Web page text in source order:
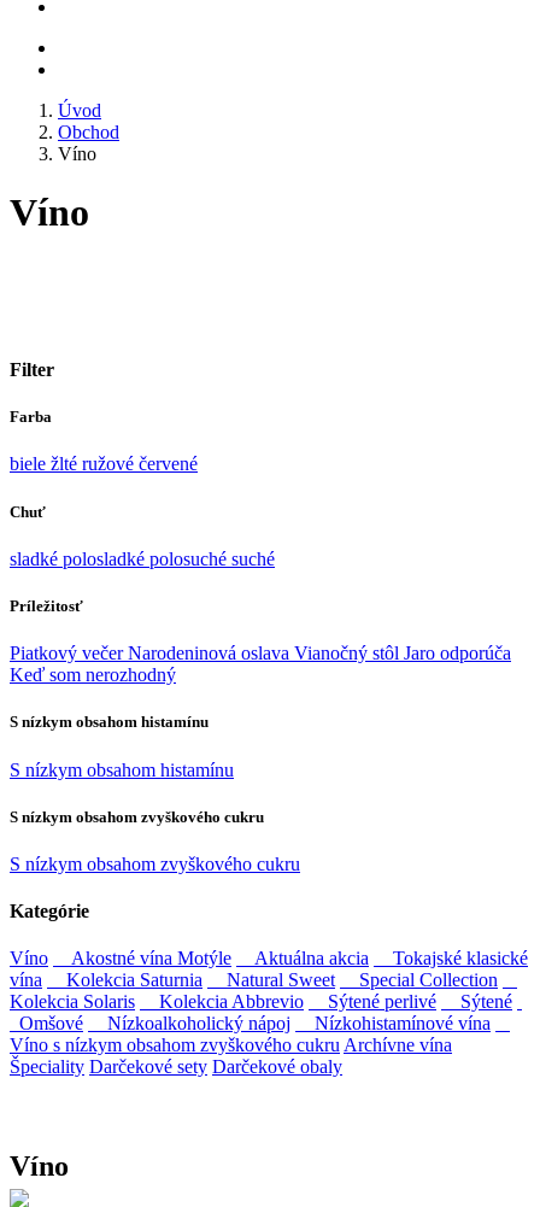
Úvod
Obchod
Víno
Víno
Filter
Farba
biele žlté ružové červené
Chuť
sladké polosladké polosuché suché
Príležitosť
Piatkový večerNarodeninová oslava Vianočný stôl Jaro odporúča
Keď som nerozhodný
S nízkym obsahom histamínu
S nízkym obsahom histamínu
S nízkym obsahom zvyškového cukru
S nízkym obsahom zvyškového cukru
Kategórie
Víno Akostné vína Motýle Aktuálna akcia
Tokajské klasické
vína
Kolekcia Saturnia Natural Sweet
Special Collection
Kolekcia Solaris
Kolekcia Abbrevio Sýtené perlivé
Sýtené
Omšové
Nízkoalkoholický nápoj
Nízkohistamínové vína
Víno s nízkym obsahom zvyškového cukru Archívne vína
Špeciality Darčekové sety Darčekové obaly
Víno